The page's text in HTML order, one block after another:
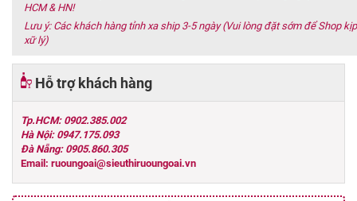
HCM & HN!
Lưu ý: Các khách hàng tỉnh xa ship 3-5 ngày (Vui lòng đặt sớm để Shop kịp
xữ lý)
Hỗ trợ khách hàng
Tp.HCM: 0902.385.002
Hà Nội: 0947.175.093
Đà Nẵng: 0905.860.305
Email: ruoungoai@sieuthiruoungoai.vn